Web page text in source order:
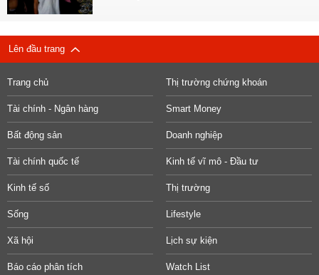
Lên đầu trang
Trang chủ Thị trường chứng khoán
Tài chính - Ngân hàng Smart Money
Bất động sản Doanh nghiệp
Tài chính quốc tế Kinh tế vĩ mô - Đầu tư
Kinh tế số Thị trường
Sống Lifestyle
Xã hội Lịch sự kiện
Báo cáo phân tích Watch List